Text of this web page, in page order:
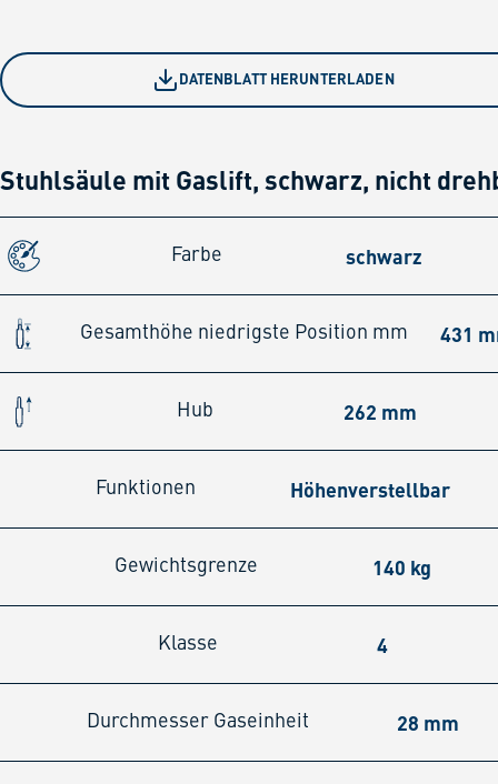
DATENBLATT HERUNTERLADEN
Stuhlsäule mit Gaslift, schwarz, nicht
Farbe schwarz
Gesamthöhe niedrigste Position mm 431
Hub 262 mm
Funktionen Höhenverstellbar
Gewichtsgrenze 140 kg
Klasse 4
Durchmesser Gaseinheit 28 mm